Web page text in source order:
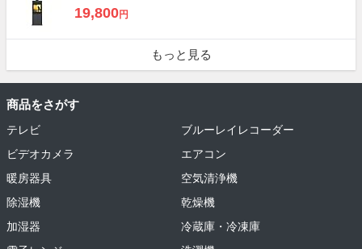
19,800円
もっと見る
商品をさがす
テレビ
ブルーレイレコーダー
ビデオカメラ
エアコン
暖房器具
空気清浄機
除湿機
乾燥機
加湿器
冷蔵庫・冷凍庫